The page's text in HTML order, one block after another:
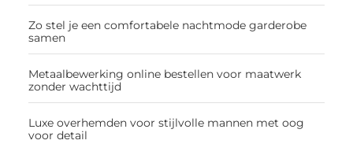
Zo stel je een comfortabele nachtmode garderobe
samen
Metaalbewerking online bestellen voor maatwerk
zonder wachttijd
Luxe overhemden voor stijlvolle mannen met oog
voor detail